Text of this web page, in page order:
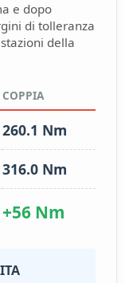
e dopo
di tolleranza
della
COPPIA
260.1 Nm
316.0 Nm
+56 Nm